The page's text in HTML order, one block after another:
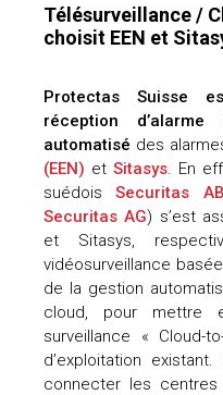
Télésurveillance /
choisit EEN et
Protectas Suisse
réception
automatisé des
(EEN) etSitasys . En
suédoisSecuritas AB
Securitas AG) s’est
et Sitasys,
vidéosurveillance
de la gestion
cloud, pour mettre
surveillance « Cloud-
d’exploitation
connecter les centres